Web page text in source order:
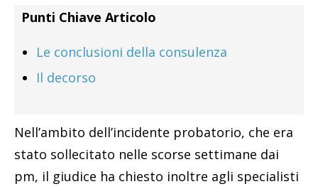
Punti Chiave Articolo
Le conclusioni della consulenza
Il decorso
Nell’ambito dell’incidente probatorio, che era
stato sollecitato nelle scorse settimane dai
pm, il giudice ha chiesto inoltre agli specialisti